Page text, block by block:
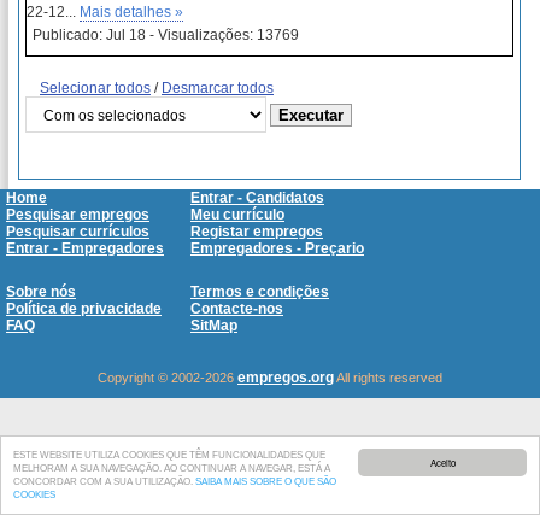
Aceito
ESTE WEBSITE UTILIZA COOKIES QUE TÊM FUNCIONALIDADES QUE
MELHORAM A SUA NAVEGAÇÃO. AO CONTINUAR A NAVEGAR, ESTÁ A
CONCORDAR COM A SUA UTILIZAÇÃO. SAIBA MAIS SOBRE O QUE SÃO
COOKIES
22-12... Mais detalhes »
Publicado: Jul 18 - Visualizações: 13769
Selecionar todos / Desmarcar todos
Home
Entrar - Candidatos
Pesquisar empregos
Meu currículo
Pesquisar currículos
Registar empregos
Entrar - Empregadores
Empregadores - Preçario
Sobre nós
Termos e condições
Política de privacidade
Contacte-nos
FAQ
SitMap
Copyright © 2002-2026 empregos.orgAll rights reserved